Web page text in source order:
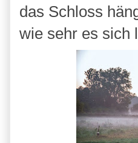
das Schloss
wie sehr es sich